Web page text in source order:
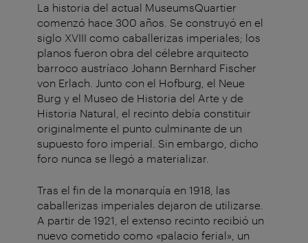
La historia del actual MuseumsQuartier
comenzó hace 300 años. Se construyó en el
siglo XVIII como caballerizas imperiales; los
planos fueron obra del célebre arquitecto
barroco austríaco Johann Bernhard Fischer
von Erlach. Junto con el Hofburg, el Neue
Burg y el Museo de Historia del Arte y de
Historia Natural, el recinto debía constituir
originalmente el punto culminante de un
supuesto foro imperial. Sin embargo, dicho
foro nunca se llegó a materializar.
Tras el fin de la monarquía en 1918, las
caballerizas imperiales dejaron de utilizarse.
A partir de 1921, el extenso recinto recibió un
nuevo cometido como «palacio ferial», un